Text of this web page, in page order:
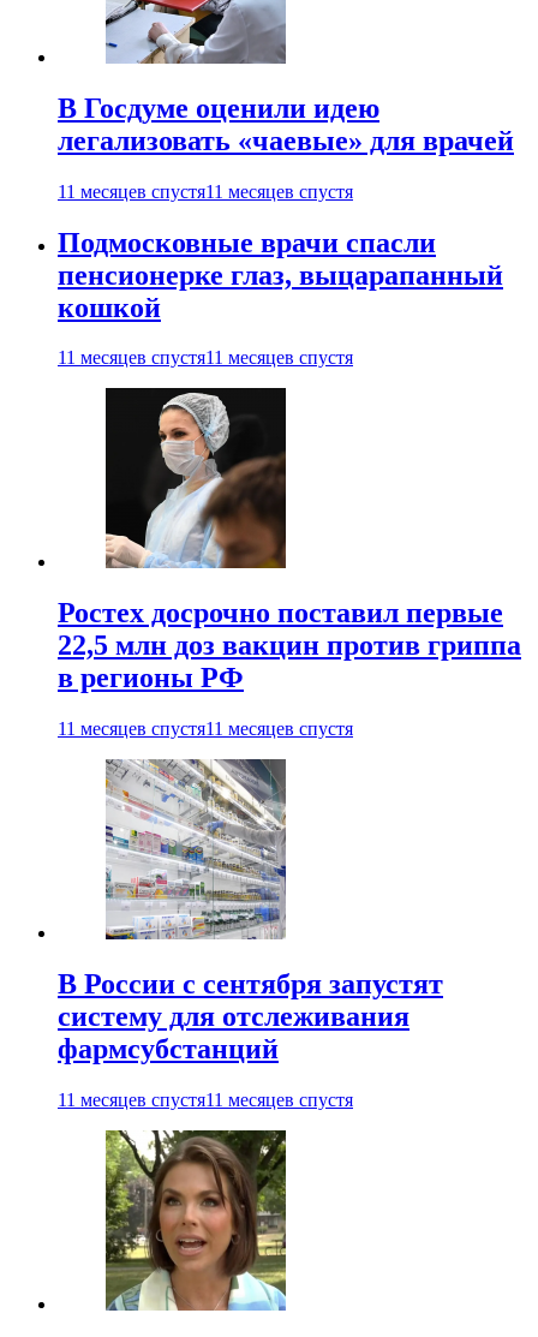
В Госдуме оценили идею
легализовать «чаевые» для врачей
11 месяцев спустя11 месяцев спустя
Подмосковные врачи спасли
пенсионерке глаз, выцарапанный
кошкой
11 месяцев спустя11 месяцев спустя
Ростех досрочно поставил первые
22,5 млн доз вакцин против гриппа
в регионы РФ
11 месяцев спустя11 месяцев спустя
В России с сентября запустят
систему для отслеживания
фармсубстанций
11 месяцев спустя11 месяцев спустя